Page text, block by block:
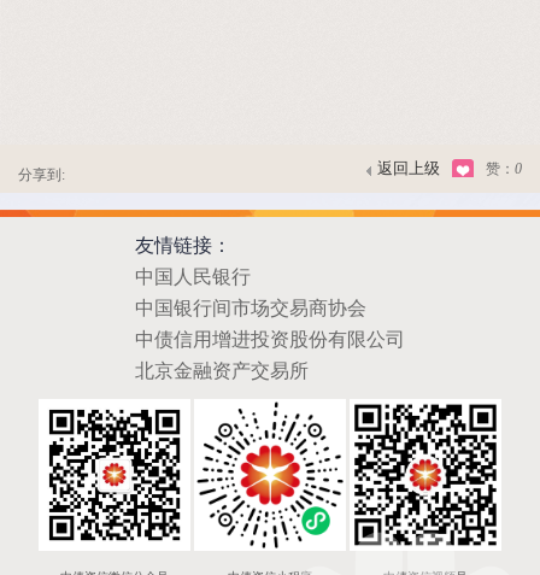
分享到: 返回上级 赞： 0
友情链接：
中国人民银行
中国银行间市场交易商协会
中债信用增进投资股份有限公司
北京金融资产交易所